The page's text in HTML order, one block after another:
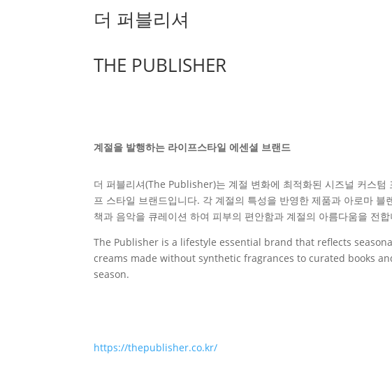
더 퍼블리셔
THE PUBLISHER
계절을 발행하는 라이프스타일 에센셜 브랜드
더 퍼블리셔(The Publisher)는 계절 변화에 최적화된 시즈널 커스텀
프 스타일 브랜드입니다. 각 계절의 특성을 반영한 제품과 아로마
책과 음악을 큐레이션 하여 피부의 편안함과 계절의 아름다움을 전합
The Publisher is a lifestyle essential brand that reflects
creams made without synthetic fragrances to curated books
season.
https://thepublisher.co.kr/